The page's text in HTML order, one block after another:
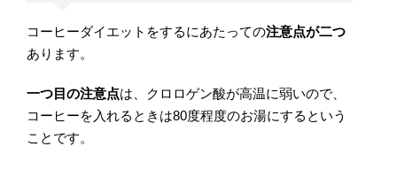
コーヒーダイエットをするにあたっての注意点が二つ
あります。
一つ目の注意点は、クロロゲン酸が高温に弱いので、
コーヒーを入れるときは80度程度のお湯にするという
ことです。